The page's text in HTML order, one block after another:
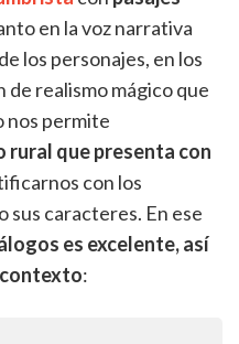
en la voz narrativa
los personajes, en los
realismo mágico que
nos permite
rural que presenta con
con los
sus caracteres. En ese
es excelente, así
: